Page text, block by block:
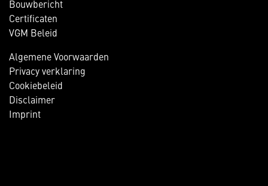
Bouwbericht
Certificaten
VGM Beleid
Algemene Voorwaarden
Privacy verklaring
Cookiebeleid
Disclaimer
Imprint